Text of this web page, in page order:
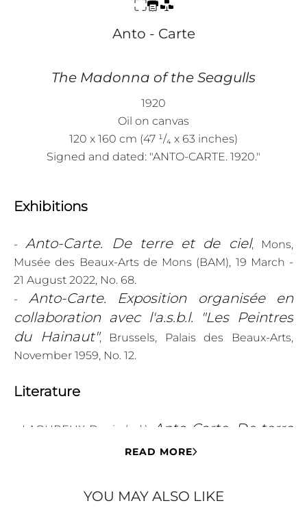
Anto - Carte
The Madonna of the Seagulls
1920
Oil on canvas
120 x 160 cm (47 ¹/₄ x 63 inches)
Signed and dated: "ANTO-CARTE. 1920."
Exhibitions
-Anto-Carte. De terre et de ciel, Mons,
Musée des Beaux-Arts de Mons (BAM), 19 March -
21 August 2022, No. 68.
- Anto-Carte. Exposition organisée en
collaboration avec l'a.s.b.l. "Les Peintres
du Hainaut", Brussels, Palais des Beaux-Arts,
November 1959, No. 12.
Literature
- LAOUREUX Denis (ed.),
Anto-Carte. De terre
(Ghent: Snoeck, 2022), ill. p. 97.
- PALAIS DES BEAUX-ARTS DE BRUXELLES (ed.),
READ MORE
YOU MAY ALSO LIKE